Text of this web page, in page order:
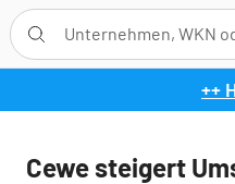
++
Cewe steigert